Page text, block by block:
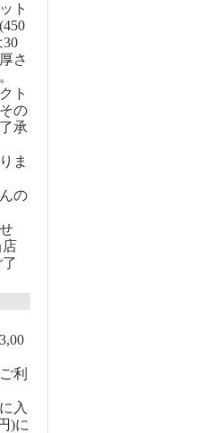
ト
さ
ト
の
承
ま
の
店
利
入
)に